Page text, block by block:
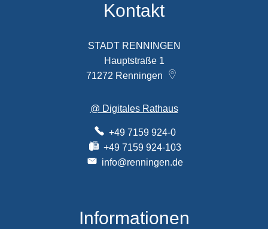
Kontakt
STADT RENNINGEN
Hauptstraße 1
71272 Renningen
@ Digitales Rathaus
+49 7159 924-0
+49 7159 924-103
info@renningen.de
Informationen